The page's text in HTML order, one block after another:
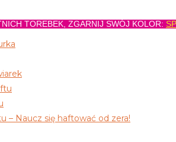
TOREBEK, ZGARNIJ SWÓJ KOLOR:
– Naucz się haftować od zera!